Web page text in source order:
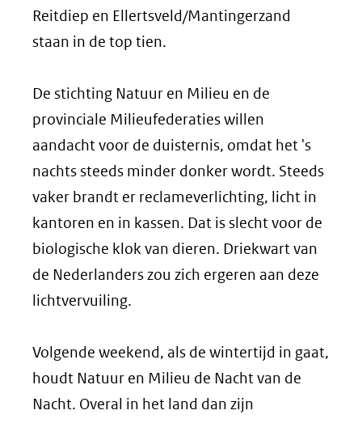
Reitdiep en Ellertsveld/Mantingerzand
staan in de top tien.
De stichting Natuur en Milieu en de
provinciale Milieufederaties willen
aandacht voor de duisternis, omdat het 's
nachts steeds minder donker wordt. Steeds
vaker brandt er reclameverlichting, licht in
kantoren en in kassen. Dat is slecht voor de
biologische klok van dieren. Driekwart van
de Nederlanders zou zich ergeren aan deze
lichtvervuiling.
Volgende weekend, als de wintertijd in gaat,
houdt Natuur en Milieu de Nacht van de
Nacht. Overal in het land dan zijn